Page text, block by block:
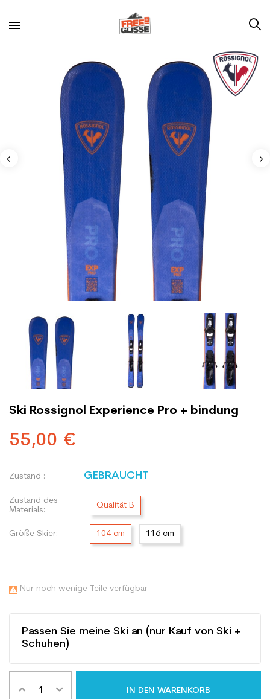
Ski Rossignol Experience Pro + bindung
55,00 €
Zustand : GEBRAUCHT
Zustand des
Materials:
Qualität B
Größe Skier: 104 cm 116 cm
 Nur noch wenige Teile verfügbar
Passen Sie meine Ski an (nur Kauf von Ski +
Schuhen)
IN DEN WARENKORB